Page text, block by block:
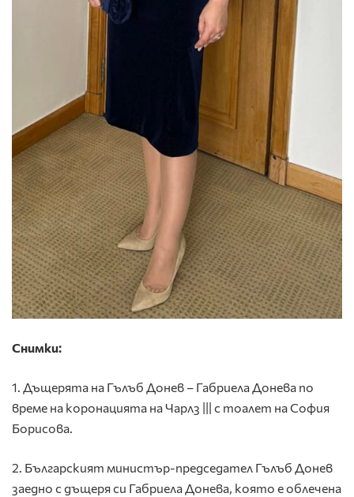
Снимки:
1. Дъщерята на Гълъб Донев – Габриела Донева по
време на коронацията на Чарлз ||| с тоалет на София
Борисова.
2. Българският министър-председател Гълъб Донев
заедно с дъщеря си Габриела Донева, която е облечена